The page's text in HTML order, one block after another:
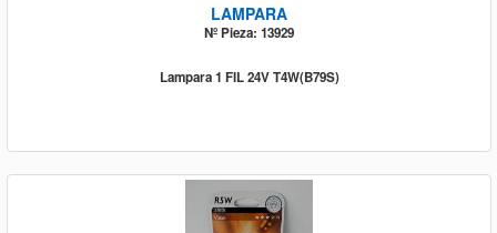
LAMPARA
Nº Pieza: 13929
Lampara 1 FIL 24V T4W(B79S)